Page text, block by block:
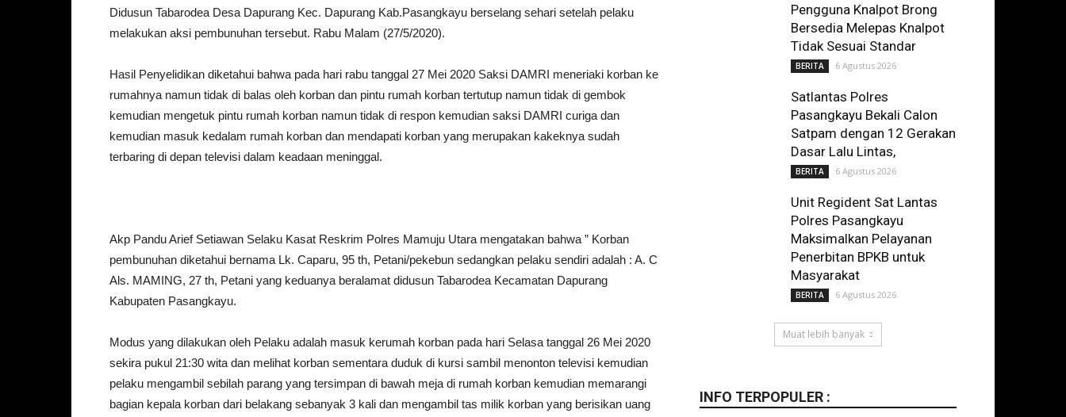
Didusun Tabarodea Desa Dapurang Kec. Dapurang Kab.Pasangkayu berselang sehari setelah pelaku
melakukan aksi pembunuhan tersebut. Rabu Malam (27/5/2020).
Hasil Penyelidikan diketahui bahwa pada hari rabu tanggal 27 Mei 2020 Saksi DAMRI meneriaki korban ke
rumahnya namun tidak di balas oleh korban dan pintu rumah korban tertutup namun tidak di gembok
kemudian mengetuk pintu rumah korban namun tidak di respon kemudian saksi DAMRI curiga dan
kemudian masuk kedalam rumah korban dan mendapati korban yang merupakan kakeknya sudah
terbaring di depan televisi dalam keadaan meninggal.
Akp Pandu Arief Setiawan Selaku Kasat Reskrim Polres Mamuju Utara mengatakan bahwa ” Korban
pembunuhan diketahui bernama Lk. Caparu, 95 th, Petani/pekebun sedangkan pelaku sendiri adalah : A. C
Als. MAMING, 27 th, Petani yang keduanya beralamat didusun Tabarodea Kecamatan Dapurang
Kabupaten Pasangkayu.
Modus yang dilakukan oleh Pelaku adalah masuk kerumah korban pada hari Selasa tanggal 26 Mei 2020
sekira pukul 21:30 wita dan melihat korban sementara duduk di kursi sambil menonton televisi kemudian
pelaku mengambil sebilah parang yang tersimpan di bawah meja di rumah korban kemudian memarangi
bagian kepala korban dari belakang sebanyak 3 kali dan mengambil tas milik korban yang berisikan uang
Pengguna Knalpot Brong
Bersedia Melepas Knalpot
Tidak Sesuai Standar
BERITA 6 Agustus 2026
Satlantas Polres
Pasangkayu Bekali Calon
Satpam dengan 12 Gerakan
Dasar Lalu Lintas,
BERITA 6 Agustus 2026
Unit Regident Sat Lantas
Polres Pasangkayu
Maksimalkan Pelayanan
Penerbitan BPKB untuk
Masyarakat
BERITA 6 Agustus 2026
Muat lebih banyak
INFO TERPOPULER :